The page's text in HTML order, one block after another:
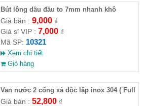
Bút lông dầu đầu to 7mm nhanh khô
Giá bán : 9,000₫
Giá sỉ VIP : 7,000₫
Mã SP: 10321
Xem chi tiết
Giỏ hàng
Van nước 2 cổng xả độc lập inox 304 ( Full
VAT )
Giá bán : 52,800₫